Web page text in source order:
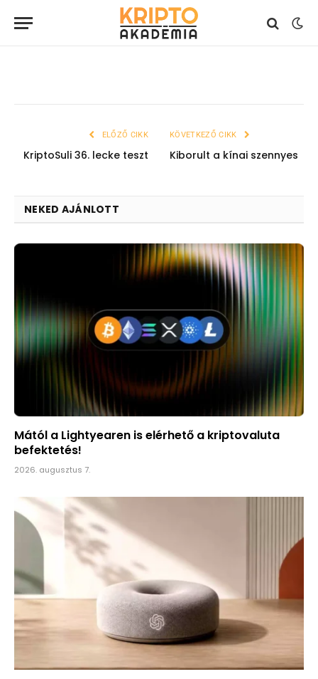
1 perc olvasási idő
ELŐZŐ CIKK
KriptoSuli 36. lecke teszt
KÖVETKEZŐ CIKK
Kiborult a kínai szennyes
NEKED AJÁNLOTT
Mától a Lightyearen is elérhető a kriptovaluta
befektetés!
2026. augusztus 7.